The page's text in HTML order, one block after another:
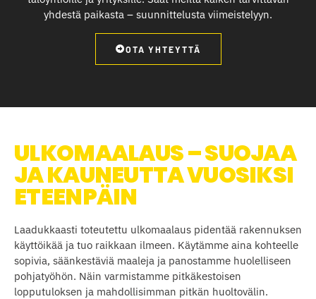
yhdestä paikasta – suunnittelusta viimeistelyyn.
OTA YHTEYTTÄ
ULKOMAALAUS – SUOJAA
JA KAUNEUTTA VUOSIKSI
ETEENPÄIN
Laadukkaasti toteutettu ulkomaalaus pidentää rakennuksen
käyttöikää ja tuo raikkaan ilmeen. Käytämme aina kohteelle
sopivia, säänkestäviä maaleja ja panostamme huolelliseen
pohjatyöhön. Näin varmistamme pitkäkestoisen
lopputuloksen ja mahdollisimman pitkän huoltovälin.